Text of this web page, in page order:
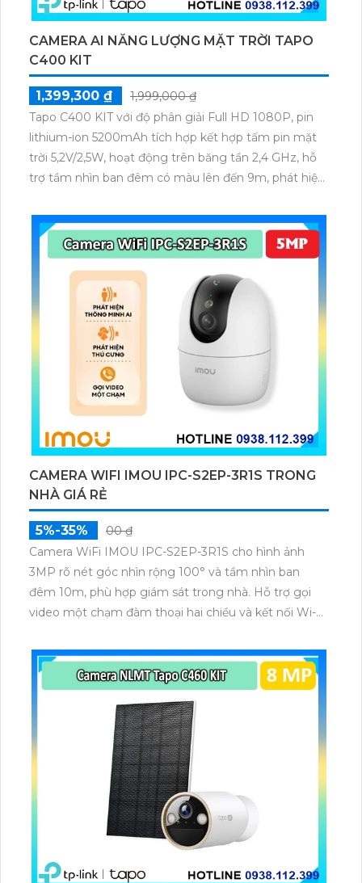
CAMERA AI NĂNG LƯỢNG MẶT TRỜI TAPO
C400 KIT
1,399,300 ₫
1,999,000 ₫
Tapo C400 KIT với độ phân giải Full HD 1080P, pin
lithium-ion 5200mAh tích hợp kết hợp tấm pin mặt
trời 5,2V/2,5W, hoạt động trên băng tần 2,4 GHz, hỗ
trợ tầm nhìn ban đêm có màu lên đến 9m, phát hiện
dữ liệu qua thẻ microSD lên đến 512GB.
CAMERA WIFI IMOU IPC-S2EP-3R1S TRONG
NHÀ GIÁ RẺ
5%-35%
00 ₫
Camera WiFi IMOU IPC-S2EP-3R1S cho hình ảnh
3MP rõ nét góc nhìn rộng 100° và tầm nhìn ban
đêm 10m, phù hợp giám sát trong nhà. Hỗ trợ gọi
video một chạm đàm thoại hai chiều và kết nối Wi-Fi
microSD tối đa 256GB hoặc lưu đám mây dễ lắp đặt
cho gia đình và văn phòng nhỏ.